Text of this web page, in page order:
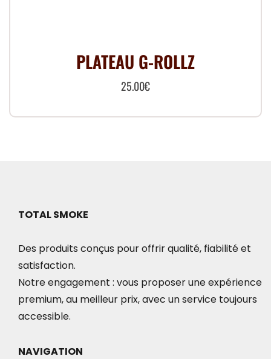
PLATEAU G-ROLLZ
25.00€
TOTAL SMOKE
Des produits conçus pour offrir qualité, fiabilité et
satisfaction.
Notre engagement : vous proposer une expérience
premium, au meilleur prix, avec un service toujours
accessible.
NAVIGATION